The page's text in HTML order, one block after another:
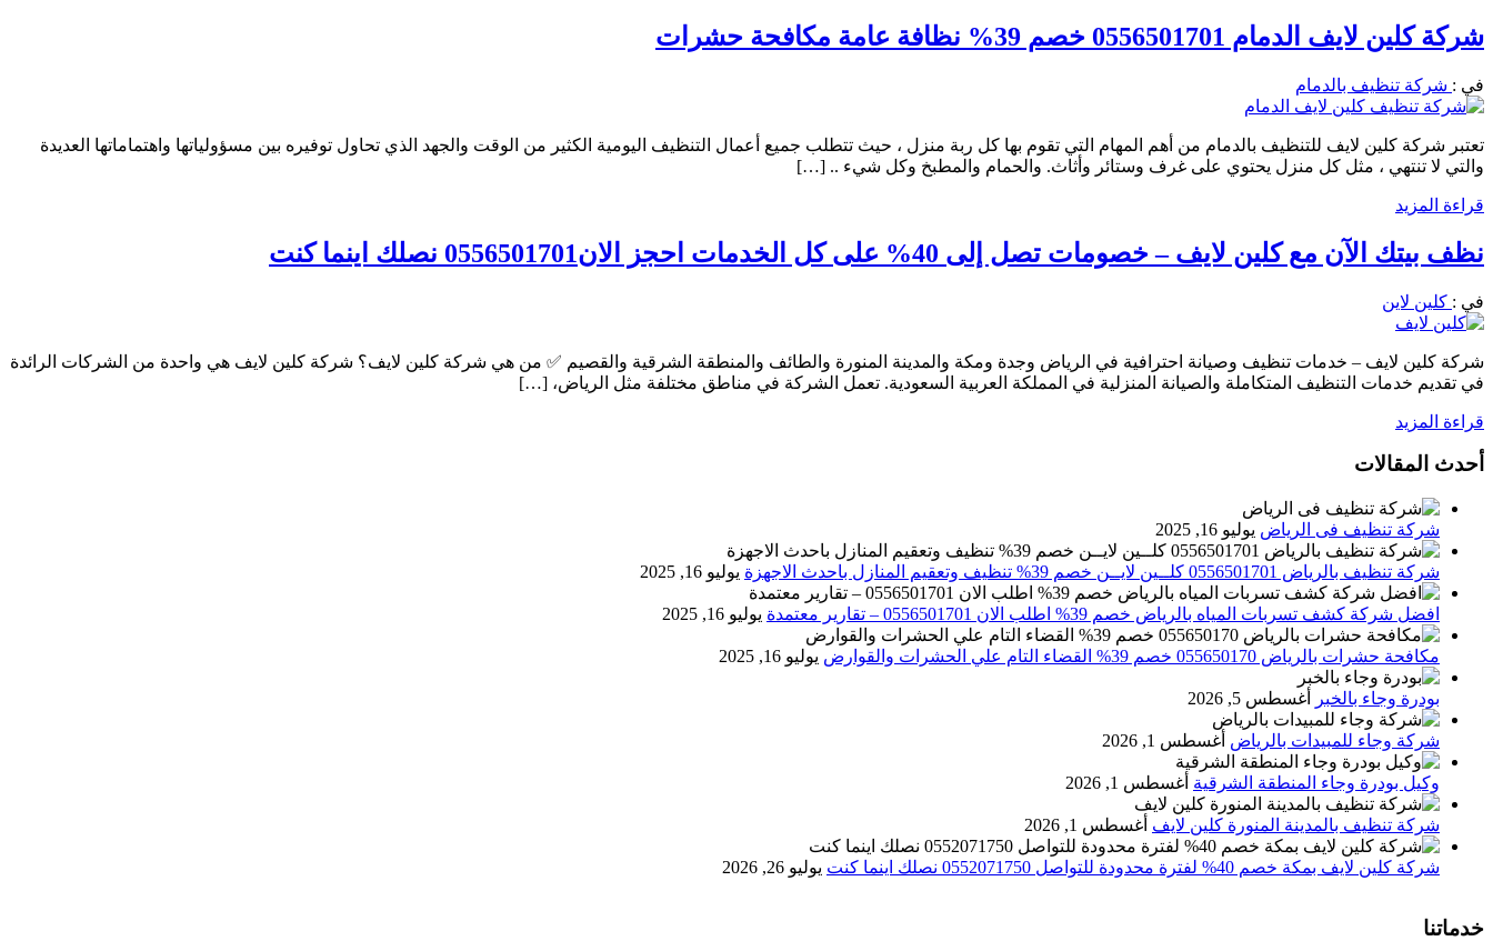
شركة كلين لايف الدمام 0556501701 خصم 39% نظافة عامة مكافحة حشرات
في : شركة تنظيف بالدمام
تعتبر شركة كلين لايف للتنظيف بالدمام من أهم المهام التي تقوم بها كل ربة منزل ، حيث تتطلب جميع أعمال التنظيف اليومية الكثير من الوقت والجهد الذي تحاول توفيره بين مسؤولياتها واهتماماتها العديدة
والتي لا تنتهي ، مثل كل منزل يحتوي على غرف وستائر وأثاث. والحمام والمطبخ وكل شيء .. […]
قراءة المزيد
نظف بيتك الآن مع كلين لايف – خصومات تصل إلى 40% على كل الخدمات احجز الان0556501701 نصلك اينما كنت
في : كلين لاين
شركة كلين لايف – خدمات تنظيف وصيانة احترافية في الرياض وجدة ومكة والمدينة المنورة والطائف والمنطقة الشرقية والقصيم ✅ من هي شركة كلين لايف؟ شركة كلين لايف هي واحدة من الشركات الرائدة
في تقديم خدمات التنظيف المتكاملة والصيانة المنزلية في المملكة العربية السعودية. تعمل الشركة في مناطق مختلفة مثل الرياض، […]
قراءة المزيد
أحدث المقالات
شركة تنظيف فى الرياض يوليو 16, 2025
شركة تنظيف بالرياض 0556501701 كلــين لايــن خصم 39% تنظيف وتعقيم المنازل باحدث الاجهزة يوليو 16, 2025
افضل شركة كشف تسربات المياه بالرياض خصم 39% اطلب الان 0556501701‬‏ – تقارير معتمدة يوليو 16, 2025
مكافحة حشرات بالرياض 055650170 خصم 39% القضاء التام علي الحشرات والقوارض يوليو 16, 2025
بودرة وجاء بالخبر أغسطس 5, 2026
شركة وجاء للمبيدات بالرياض أغسطس 1, 2026
وكيل بودرة وجاء المنطقة الشرقية أغسطس 1, 2026
شركة تنظيف بالمدينة المنورة كلين لايف أغسطس 1, 2026
شركة كلين لايف بمكة خصم 40% لفترة محدودة للتواصل 0552071750 نصلك اينما كنت يوليو 26, 2026
خدماتنا